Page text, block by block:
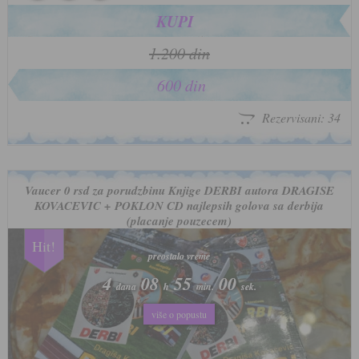
KUPI
1.200 din
600 din
Rezervisani: 34
Vaucer 0 rsd za porudzbinu Knjige DERBI autora DRAGISE
KOVACEVIC + POKLON CD najlepsih golova sa derbija
(placanje pouzecem)
Hit!
preostalo vreme
4dana 08h 54min. 57sek.
više o popustu
preostalo vreme
4dana 08h 54min. 57sek.
više o popustu